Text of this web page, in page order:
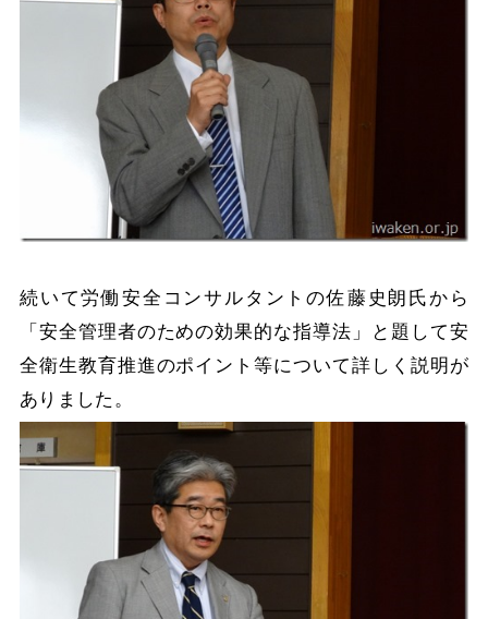
続いて労働安全コンサルタントの佐藤史朗氏から
「安全管理者のための効果的な指導法」と題して安
全衛生教育推進のポイント等について詳しく説明が
ありました。